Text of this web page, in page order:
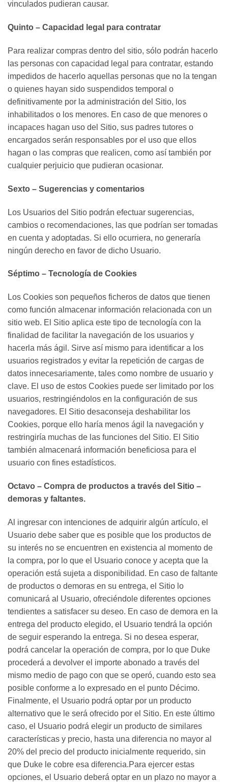
vinculados pudieran causar.
Quinto – Capacidad legal para contratar
Para realizar compras dentro del sitio, sólo podrán hacerlo
las personas con capacidad legal para contratar, estando
impedidos de hacerlo aquellas personas que no la tengan
o quienes hayan sido suspendidos temporal o
definitivamente por la administración del Sitio, los
inhabilitados o los menores. En caso de que menores o
incapaces hagan uso del Sitio, sus padres tutores o
encargados serán responsables por el uso que ellos
hagan o las compras que realicen, como así también por
cualquier perjuicio que pudieran ocasionar.
Sexto – Sugerencias y comentarios
Los Usuarios del Sitio podrán efectuar sugerencias,
cambios o recomendaciones, las que podrían ser tomadas
en cuenta y adoptadas. Si ello ocurriera, no generaría
ningún derecho en favor de dicho Usuario.
Séptimo – Tecnología de Cookies
Los Cookies son pequeños ficheros de datos que tienen
como función almacenar información relacionada con un
sitio web. El Sitio aplica este tipo de tecnología con la
finalidad de facilitar la navegación de los usuarios y
hacerla más ágil. Sirve así mismo para identificar a los
usuarios registrados y evitar la repetición de cargas de
datos innecesariamente, tales como nombre de usuario y
clave. El uso de estos Cookies puede ser limitado por los
usuarios, restringiéndolos en la configuración de sus
navegadores. El Sitio desaconseja deshabilitar los
Cookies, porque ello haría menos ágil la navegación y
restringiría muchas de las funciones del Sitio. El Sitio
también almacenará información beneficiosa para el
usuario con fines estadísticos.
Octavo – Compra de productos a través del Sitio –
demoras y faltantes.
Al ingresar con intenciones de adquirir algún artículo, el
Usuario debe saber que es posible que los productos de
su interés no se encuentren en existencia al momento de
la compra, por lo que el Usuario conoce y acepta que la
operación está sujeta a disponibilidad. En caso de faltante
de productos o demoras en su entrega, el Sitio lo
comunicará al Usuario, ofreciéndole diferentes opciones
tendientes a satisfacer su deseo. En caso de demora en la
entrega del producto elegido, el Usuario tendrá la opción
de seguir esperando la entrega. Si no desea esperar,
podrá cancelar la operación de compra, por lo que Duke
procederá a devolver el importe abonado a través del
mismo medio de pago con que se operó, cuando esto sea
posible conforme a lo expresado en el punto Décimo.
Finalmente, el Usuario podrá optar por un producto
alternativo que le será ofrecido por el Sitio. En este último
caso, el Usuario podrá elegir un producto de similares
características y precio, hasta una diferencia no mayor al
20% del precio del producto inicialmente requerido, sin
que Duke le cobre esa diferencia.Para ejercer estas
opciones, el Usuario deberá optar en un plazo no mayor a